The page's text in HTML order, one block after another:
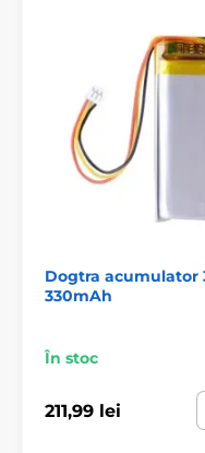
expresă. Imaginile
Dogtra acumulator
330mAh
În stoc
211,99 lei